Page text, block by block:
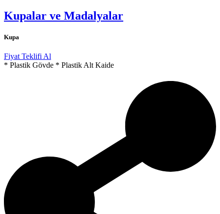
Kupalar ve Madalyalar
Kupa
Fiyat Teklifi Al
* Plastik Gövde * Plastik Alt Kaide